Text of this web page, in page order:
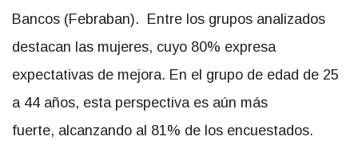
Bancos (Febraban). Entre los grupos analizados
destacan las mujeres, cuyo 80% expresa
expectativas de mejora. En el grupo de edad de 25
a 44 años, esta perspectiva es aún más
fuerte, alcanzando al 81% de los encuestados.